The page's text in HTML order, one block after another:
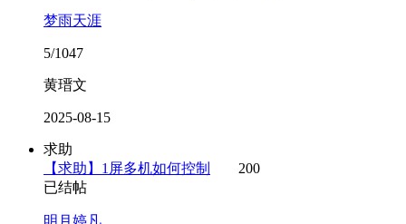
梦雨天涯
5/1047
黄瑨文
2025-08-15
求助
【求助】1屏多机如何控制
200
已结帖
明月婷凡